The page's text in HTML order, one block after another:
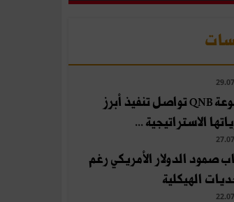
مجموعة QNB تواصل تنفيذ أبرز
الاستراتيجية ...
صمود الدولار الأمريكي رغم
الهيكلية